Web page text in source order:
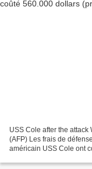
USS Cole after the
(AFP) Les frais de
américain USS Cole ont